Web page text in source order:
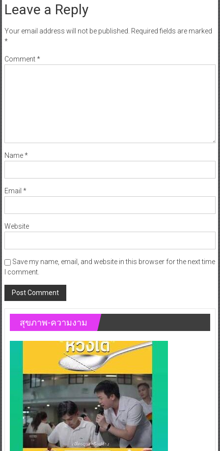
Leave a Reply
Your email address will not be published. Required fields are marked
*
Comment*
Name*
Email *
Website
Save my name, email, and website in this browser for the next time
I comment.
สุขภาพ-ความงาม